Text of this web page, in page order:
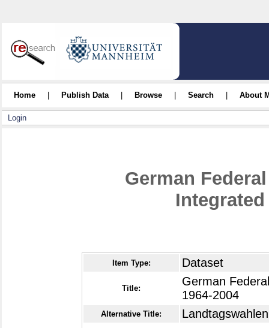
Home Publish Data Browse Search About
Login
German
Integrated
Item Type: Dataset
Title:
German
1964-2004
Alternative Title: